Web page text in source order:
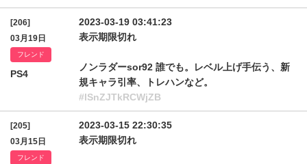
[206]
03月19日
フレンド
PS4
2023-03-19 03:41:23
表示期限切れ
ノンラダーsor92 誰でも。レベル上げ手伝う、新
規キャラ引率、トレハンなど。
#lSnZJTkRCWjZB
[205]
03月15日
フレンド
2023-03-15 22:30:35
表示期限切れ